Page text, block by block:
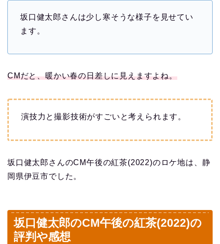
坂口健太郎さんは少し寒そうな様子を見せてい
ます。
CMだと、暖かい春の日差しに見えますよね。
演技力と撮影技術がすごいと考えられます。
坂口健太郎さんのCM午後の紅茶(2022)のロケ地は、静
岡県伊豆市でした。
坂口健太郎のCM午後の紅茶(2022)の
評判や感想